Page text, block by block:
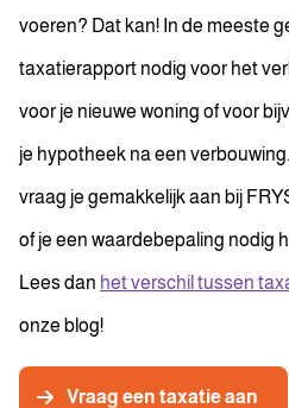
voeren? Dat kan! In de meeste
taxatierapport nodig voor het
voor je nieuwe woning of voor
je hypotheek na een
vraag je gemakkelijk aan bij
of je een waardebepaling nodig
Lees dan het verschil tussen
onze blog!
Vraag een taxatie aan